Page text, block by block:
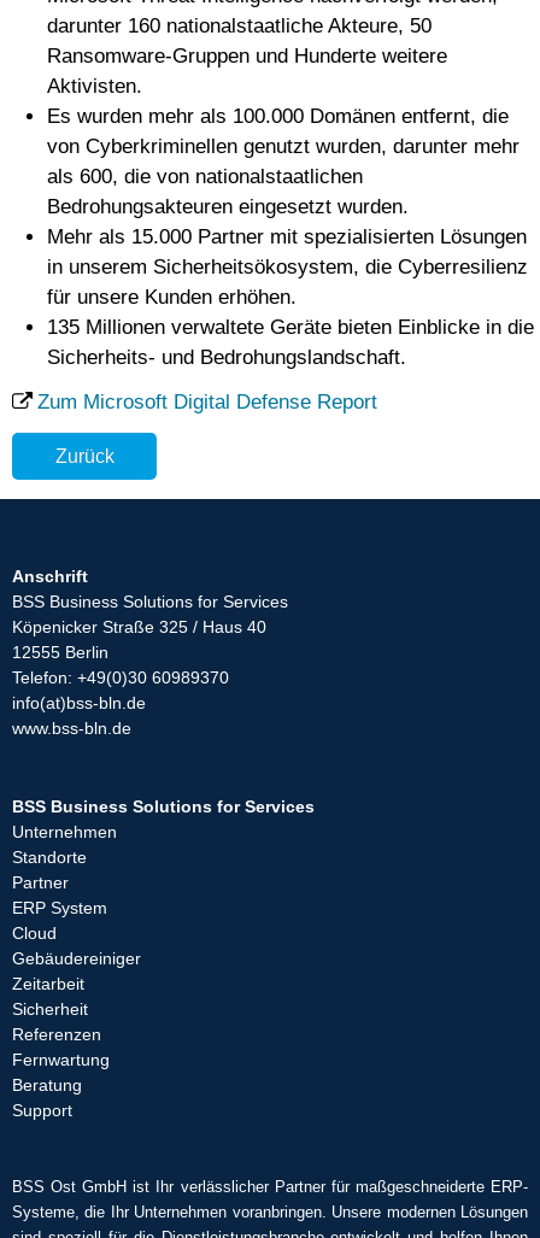
darunter 160 nationalstaatliche Akteure, 50
Ransomware-Gruppen und Hunderte weitere
Aktivisten.
Es wurden mehr als 100.000 Domänen entfernt, die
von Cyberkriminellen genutzt wurden, darunter mehr
als 600, die von nationalstaatlichen
Bedrohungsakteuren eingesetzt wurden.
Mehr als 15.000 Partner mit spezialisierten Lösungen
in unserem Sicherheitsökosystem, die Cyberresilienz
für unsere Kunden erhöhen.
135 Millionen verwaltete Geräte bieten Einblicke in die
Sicherheits- und Bedrohungslandschaft.
Zum Microsoft Digital Defense Report
Zurück
Anschrift
BSS Business Solutions for Services
Köpenicker Straße 325 / Haus 40
12555 Berlin
Telefon: +49(0)30 60989370
info(at)bss-bln.de
www.bss-bln.de
BSS Business Solutions for Services
Unternehmen
Standorte
Partner
ERP System
Cloud
Gebäudereiniger
Zeitarbeit
Sicherheit
Referenzen
Fernwartung
Beratung
Support
BSS Ost GmbH ist Ihr verlässlicher Partner für maßgeschneiderte ERP-
Systeme, die Ihr Unternehmen voranbringen. Unsere modernen Lösungen